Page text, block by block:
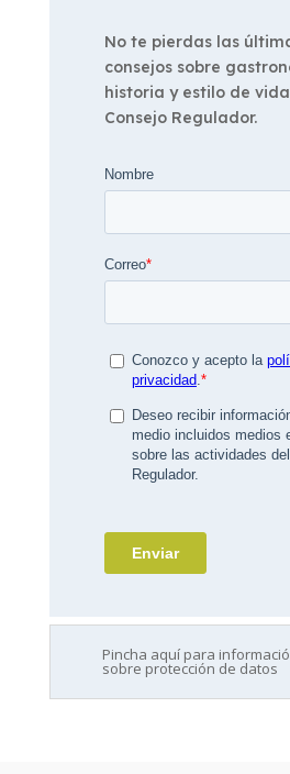
No te pierdas las
consejos sobre
historia y estilo de
Consejo Regulador.
Pincha aquí para
sobre protección de datos